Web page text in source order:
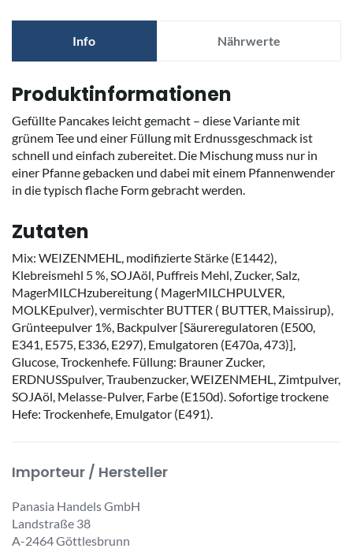
Info Nährwerte
Produktinformationen
Gefüllte Pancakes leicht gemacht – diese Variante mit
grünem Tee und einer Füllung mit Erdnussgeschmack ist
schnell und einfach zubereitet. Die Mischung muss nur in
einer Pfanne gebacken und dabei mit einem Pfannenwender
in die typisch flache Form gebracht werden.
Zutaten
Mix: WEIZENMEHL, modifizierte Stärke (E1442),
Klebreismehl 5 %, SOJAöl, Puffreis Mehl, Zucker, Salz,
MagerMILCHzubereitung ( MagerMILCHPULVER,
MOLKEpulver), vermischter BUTTER ( BUTTER, Maissirup),
Grünteepulver 1%, Backpulver [Säureregulatoren (E500,
E341, E575, E336, E297), Emulgatoren (E470a, 473)],
Glucose, Trockenhefe. Füllung: Brauner Zucker,
ERDNUSSpulver, Traubenzucker, WEIZENMEHL, Zimtpulver,
SOJAöl, Melasse-Pulver, Farbe (E150d). Sofortige trockene
Hefe: Trockenhefe, Emulgator (E491).
Importeur / Hersteller
Panasia Handels GmbH
Landstraße 38
A-2464 Göttlesbrunn